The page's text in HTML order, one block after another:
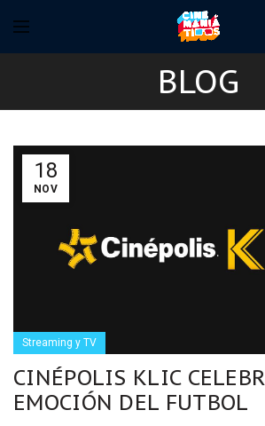
BLOG
18
NOV
Streaming y TV
CINÉPOLIS KLIC
EMOCIÓN DEL FUTBOL